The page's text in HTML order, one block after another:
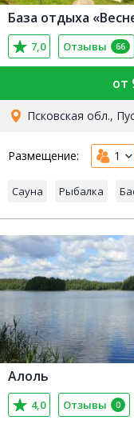
База отдыха
7,0 Отзывы 66
от
Псковская обл.,
Размещение: 1
Сауна Рыбалка
Алоль
4,0 Отзывы 0